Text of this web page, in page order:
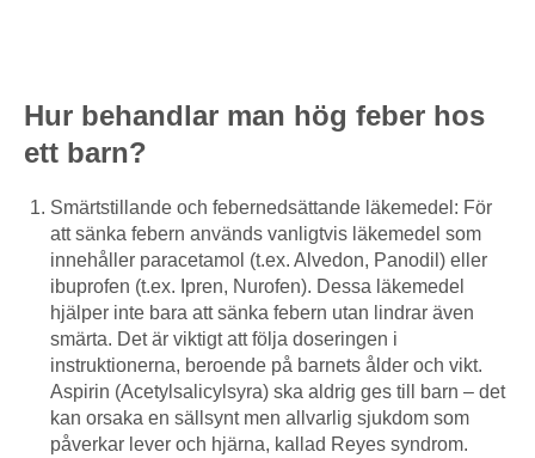
Hur behandlar man hög feber hos
ett barn?
Smärtstillande och febernedsättande läkemedel: För
att sänka febern används vanligtvis läkemedel som
innehåller paracetamol (t.ex. Alvedon, Panodil) eller
ibuprofen (t.ex. Ipren, Nurofen). Dessa läkemedel
hjälper inte bara att sänka febern utan lindrar även
smärta. Det är viktigt att följa doseringen i
instruktionerna, beroende på barnets ålder och vikt.
Aspirin (Acetylsalicylsyra) ska aldrig ges till barn – det
kan orsaka en sällsynt men allvarlig sjukdom som
påverkar lever och hjärna, kallad Reyes syndrom.